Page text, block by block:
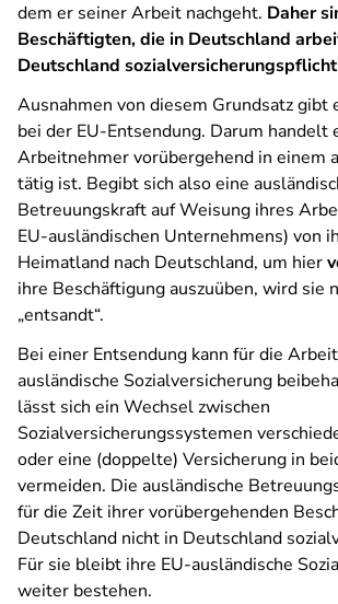
dem er seiner Arbeit nachgeht. Daher
Beschäftigten, die in Deutschland
Deutschland
Ausnahmen von diesem Grundsatz gibt
bei der EU-Entsendung. Darum handelt
Arbeitnehmer vorübergehend in einem
tätig ist. Begibt sich also eine
Betreuungskraft auf Weisung ihres
EU-ausländischen Unternehmens) von
Heimatland nach Deutschland, um hier
ihre Beschäftigung auszuüben, wird sie
„entsandt“.
Bei einer Entsendung kann für die
ausländische Sozialversicherung
lässt sich ein Wechsel zwischen
Sozialversicherungssystemen
oder eine (doppelte) Versicherung in
vermeiden. Die ausländische
für die Zeit ihrer vorübergehenden
Deutschland nicht in Deutschland
Für sie bleibt ihre EU-ausländische
weiter bestehen.